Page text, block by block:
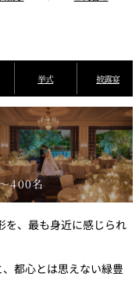
挙式 披露宴
400名
を、最も身近に感じられ
都心とは思えない緑豊